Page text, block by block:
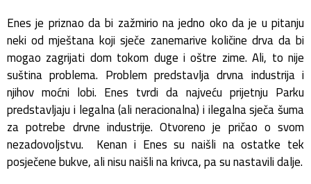
Enes je priznao da bi zažmirio na jedno oko da je u pitanju
neki od mještana koji sječe zanemarive količine drva da bi
mogao zagrijati dom tokom duge i oštre zime. Ali, to nije
suština problema. Problem predstavlja drvna industrija i
njihov moćni lobi. Enes tvrdi da najveću prijetnju Parku
predstavljaju i legalna (ali neracionalna) i ilegalna sječa šuma
za potrebe drvne industrije. Otvoreno je pričao o svom
nezadovoljstvu. Kenan i Enes su naišli na ostatke tek
posječene bukve, ali nisu naišli na krivca, pa su nastavili dalje.